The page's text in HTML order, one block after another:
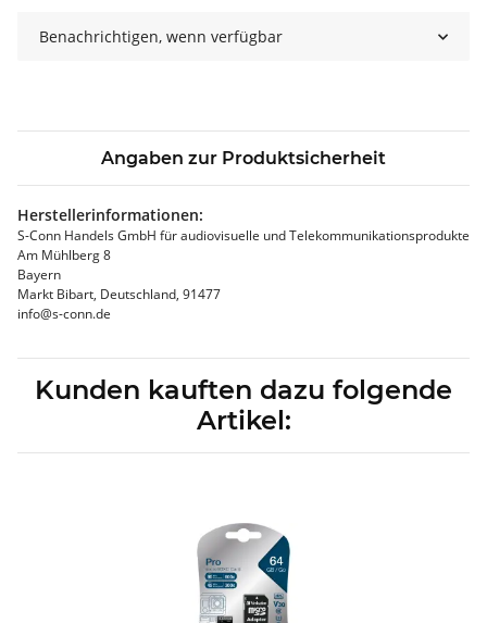
Benachrichtigen, wenn verfügbar
Angaben zur Produktsicherheit
Herstellerinformationen:
S-Conn Handels GmbH für audiovisuelle und Telekommunikationsprodukte
Am Mühlberg 8
Bayern
Markt Bibart, Deutschland, 91477
info@s-conn.de
Kunden kauften dazu folgende
Artikel: